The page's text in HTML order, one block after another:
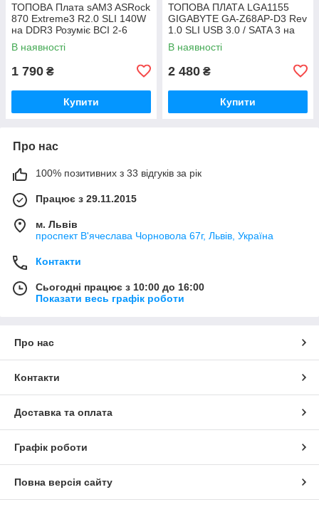
ТОПОВА Плата sAM3 ASRock
870 Extreme3 R2.0 SLI 140W
на DDR3 Розуміє ВСІ 2-6
ЯДЕРН ПРОЦИ + SATA III,
USB 3.0
В наявності
1 790 ₴
Купити
ТОПОВА ПЛАТА LGA1155
GIGABYTE GA-Z68AP-D3 Rev
1.0 SLI USB 3.0 / SATA 3 на
Z68 чіпсеті з ГАРАНТІЄЮ
В наявності
2 480 ₴
Купити
Про нас
100% позитивних з 33 відгуків за рік
Працює з 29.11.2015
м. Львів
проспект В'ячеслава Чорновола 67г, Львів, Україна
Контакти
Сьогодні працює з 10:00 до 16:00
Показати весь графік роботи
Про нас
Контакти
Доставка та оплата
Графік роботи
Повна версія сайту